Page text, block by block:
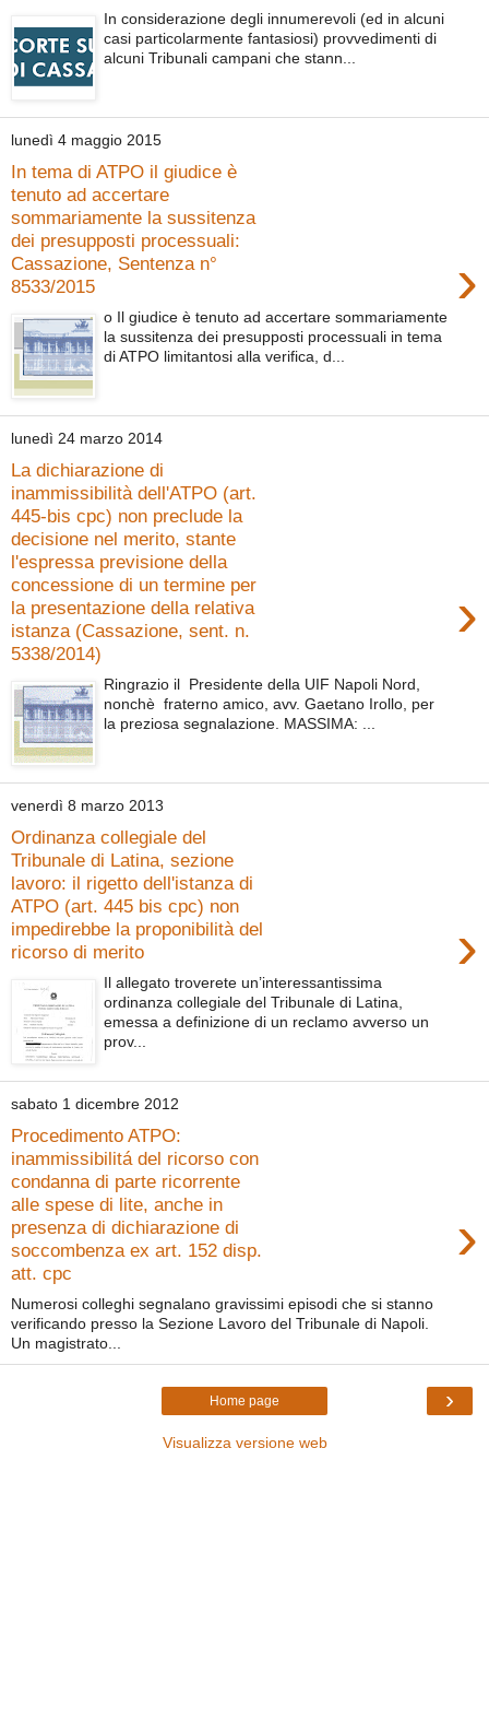
In considerazione degli innumerevoli (ed in alcuni
casi particolarmente fantasiosi) provvedimenti di
alcuni Tribunali campani che stann...
lunedì 4 maggio 2015
In tema di ATPO il giudice è
tenuto ad accertare
sommariamente la sussitenza
dei presupposti processuali:
Cassazione, Sentenza n°
8533/2015
›
o Il giudice è tenuto ad accertare sommariamente
la sussitenza dei presupposti processuali in tema
di ATPO limitantosi alla verifica, d...
lunedì 24 marzo 2014
La dichiarazione di
inammissibilità dell'ATPO (art.
445-bis cpc) non preclude la
decisione nel merito, stante
l'espressa previsione della
concessione di un termine per
la presentazione della relativa
istanza (Cassazione, sent. n.
5338/2014)
›
Ringrazio il Presidente della UIF Napoli Nord,
nonchè fraterno amico, avv. Gaetano Irollo, per
la preziosa segnalazione. MASSIMA: ...
venerdì 8 marzo 2013
Ordinanza collegiale del
Tribunale di Latina, sezione
lavoro: il rigetto dell'istanza di
ATPO (art. 445 bis cpc) non
impedirebbe la proponibilità del
ricorso di merito
›
Il allegato troverete un’interessantissima
ordinanza collegiale del Tribunale di Latina,
emessa a definizione di un reclamo avverso un
prov...
sabato 1 dicembre 2012
Procedimento ATPO:
inammissibilitá del ricorso con
condanna di parte ricorrente
alle spese di lite, anche in
presenza di dichiarazione di
soccombenza ex art. 152 disp.
att. cpc
›
Numerosi colleghi segnalano gravissimi episodi che si stanno
verificando presso la Sezione Lavoro del Tribunale di Napoli.
Un magistrato...
›
Home page
Visualizza versione web